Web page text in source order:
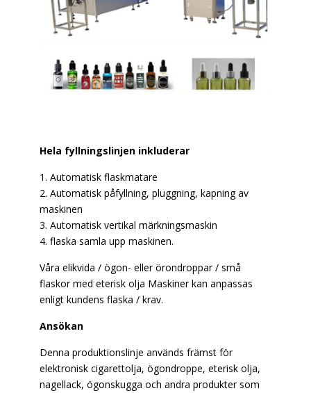
Hela fyllningslinjen inkluderar
1. Automatisk flaskmatare
2. Automatisk påfyllning, pluggning, kapning av
maskinen
3. Automatisk vertikal märkningsmaskin
4. flaska samla upp maskinen.
Våra elikvida / ögon- eller örondroppar / små
flaskor med eterisk olja Maskiner kan anpassas
enligt kundens flaska / krav.
Ansökan
Denna produktionslinje används främst för
elektronisk cigarettolja, ögondroppe, eterisk olja,
nagellack, ögonskugga och andra produkter som